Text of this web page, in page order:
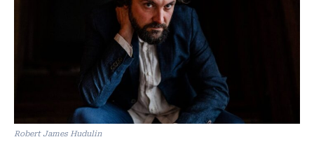
Robert James Hudulin